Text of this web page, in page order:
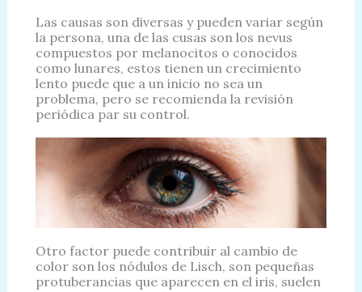
Las causas son diversas y pueden variar según
la persona, una de las cusas son los nevus
compuestos por melanocitos o conocidos
como lunares, estos tienen un crecimiento
lento puede que a un inicio no sea un
problema, pero se recomienda la revisión
periódica par su control.
Otro factor puede contribuir al cambio de
color son los nódulos de Lisch, son pequeñas
protuberancias que aparecen en el iris, suelen